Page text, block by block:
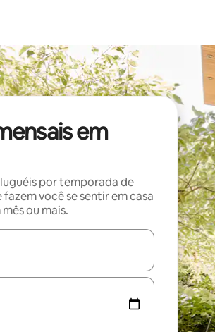
em
por temporada de
você se sentir em casa
ou mais.
estiverem disponíveis, explore-os usando